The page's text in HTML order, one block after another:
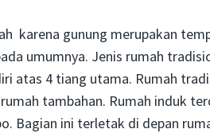
karena gunung merupakan
umumnya. Jenis rumah
atas 4 tiang utama. Rumah
tambahan. Rumah induk
Bagian ini terletak di depan